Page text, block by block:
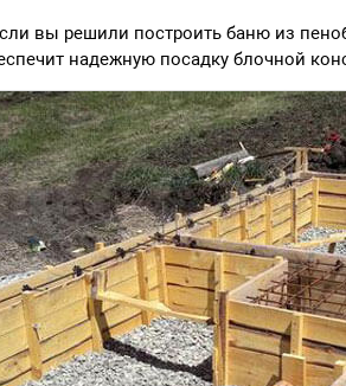
вы решили построить баню из
надежную посадку блочной